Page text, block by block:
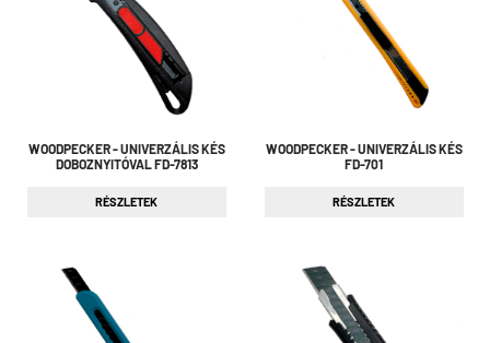
WOODPECKER - UNIVERZÁLIS KÉS
DOBOZNYITÓVAL FD-7813
RÉSZLETEK
WOODPECKER - UNIVERZÁLIS KÉS
FD-701
RÉSZLETEK